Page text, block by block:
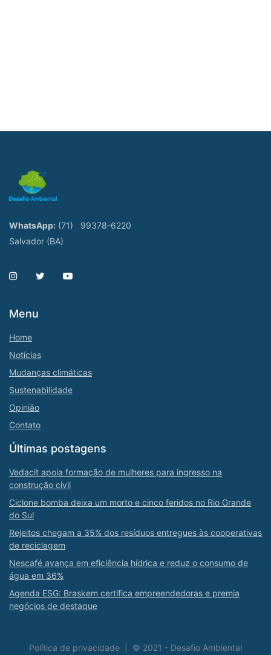
WhatsApp: (71)
99378-6220
Salvador (BA)
Menu
Home
Notícias
Mudanças climáticas
Sustenabilidade
Opinião
Contato
Últimas postagens
Vedacit apoia formação de mulheres para ingresso na
construção civil
Ciclone bomba deixa um morto e cinco feridos no Rio Grande
do Sul
Rejeitos chegam a 35% dos resíduos entregues às cooperativas
de reciclagem
Nescafé avança em eficiência hídrica e reduz o consumo de
água em 36%
Agenda ESG: Braskem certifica empreendedoras e premia
negócios de destaque
Política de privacidade © 2021 - Desafio Ambiental